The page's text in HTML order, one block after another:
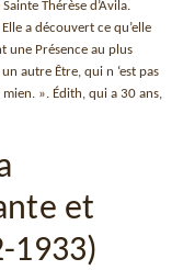
Thérèse d’Avila.
a découvert ce qu’elle
une Présence au plus
autre Être, qui n ‘est pas
». Édith, qui a 30 ans,
et
1933)